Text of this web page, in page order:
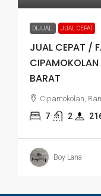
DIJUAL JUAL CEPAT
JUAL CEPAT /
BARAT
Cipamokolan,
7 2
Boy Lana